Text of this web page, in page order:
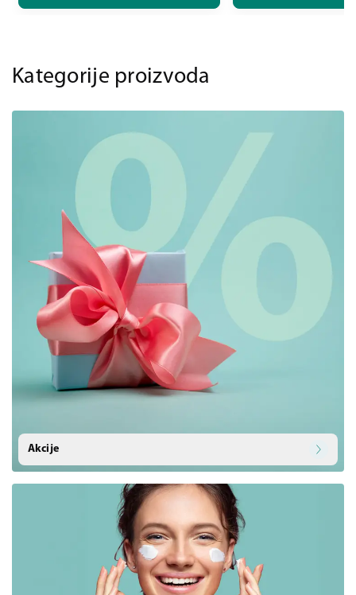
Kategorije proizvoda
Akcije